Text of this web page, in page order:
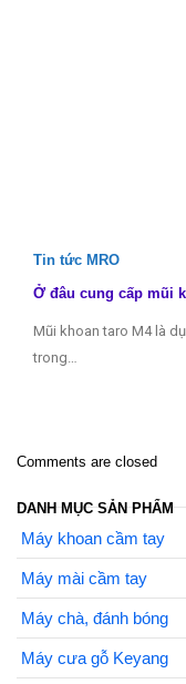
Tin tức MRO
Ở đâu cung cấp mũi
Mũi khoan taro M4 là
trong…
Comments are closed
DANH MỤC SẢN PHẨM
Máy khoan cầm tay
Máy mài cầm tay
Máy chà, đánh bóng
Máy cưa gỗ Keyang